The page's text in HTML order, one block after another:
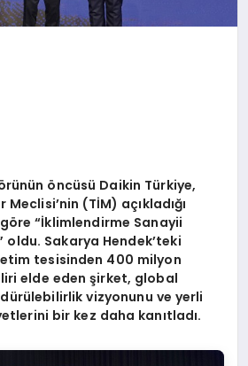
rünün öncüsü Daikin Türkiye,
Meclisi’nin (TİM) açıkladığı
öre “İklimlendirme Sanayii
oldu. Sakarya Hendek’teki
tesisinden 400 milyon
elde eden şirket, global
vizyonunu ve yerli
bir kez daha kanıtladı.